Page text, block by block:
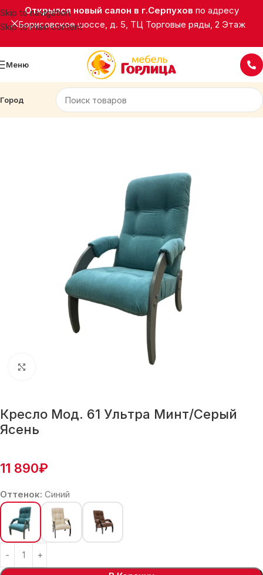
Skip to navigation
Skip to main content
Открылся новый салон в г.Серпухов по адресу
Борисовское шоссе, д. 5, ТЦ Торговые ряды, 2 Этаж
Меню
Город
Мягкая мебель Кресла
Нажмите, чтобы увеличить
Кресло Мод. 61 Ультра Минт/Серый
Ясень
11 890₽
Оттенок: Синий